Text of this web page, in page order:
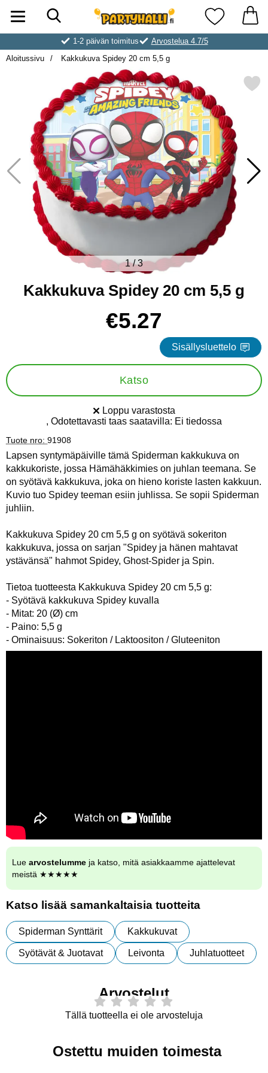
Ostoskori laajennettu Partyhallen AB
Suosikkini
1-2 päivän toimitus
Arvostelua 4.7/5
Aloitussivu
Kakkukuva Spidey 20 cm 5,5 g
Merkitse kakkukuva Spidey
1/3
Kakkukuva Spidey 20 cm 5,5 g
hinta
€5.27
Sisällysluettelo
Katso
Saatavuus:
Loppu varastosta
, Odotettavasti taas saatavilla: Ei tiedossa
Tuote nro: 91908
Lapsen syntymäpäiville tämä Spiderman kakkukuva on
kakkukoriste, jossa Hämähäkkimies on juhlan teemana. Se
on syötävä kakkukuva, joka on hieno koriste lasten kakkuun.
Kuvio tuo Spidey teeman esiin juhlissa. Se sopii Spiderman
juhliin.
Kakkukuva Spidey 20 cm 5,5 g on syötävä sokeriton
kakkukuva, jossa on sarjan "Spidey ja hänen mahtavat
ystävänsä" hahmot Spidey, Ghost‑Spider ja Spin.
Tietoa tuotteesta Kakkukuva Spidey 20 cm 5,5 g:
- Syötävä kakkukuva Spidey kuvalla
- Mitat: 20 (Ø) cm
- Paino: 5,5 g
- Ominaisuus: Sokeriton / Laktoositon / Gluteeniton
Lue arvostelumme ja katso, mitä asiakkaamme ajattelevat
meistä ★★★★★
Katso lisää samankaltaisia tuotteita
Spiderman Synttärit Kakkukuvat
Syötävät & Juotavat Leivonta Juhlatuotteet
Arvostelut
Tällä tuotteella ei ole arvosteluja
Ostettu muiden toimesta